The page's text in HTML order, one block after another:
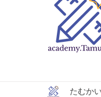
たむか